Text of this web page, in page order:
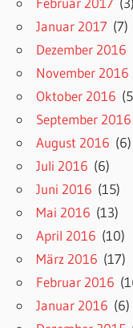
Januar 2017 (7)
Dezember 2016
November 2016
Oktober 2016
September 2016
August 2016 (6)
Juli 2016 (6)
Juni 2016 (15)
Mai 2016 (13)
April 2016 (10)
März 2016 (17)
Februar 2016
Januar 2016 (6)